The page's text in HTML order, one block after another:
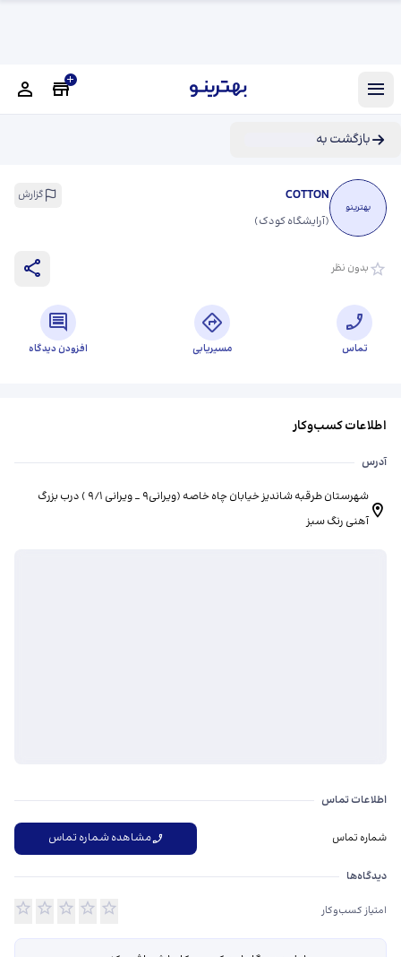
بازگشت به
بهترینو
COTTON گزارش
(آرایشگاه کودک)
بدون نظر
تماس مسیریابی افزودن دیدگاه
اطلاعات کسب‌وکار
آدرس
شهرستان طرقبه شاندیز خیابان چاه خاصه (ویرانی۹ _ ویرانی ۹/۱ ) درب بزرگ
آهنی رنگ سبز
اطلاعات تماس
شماره تماس مشاهده شماره تماس
دیدگاه‌ها درباره COTTON
دیدگاه‌ها
امتیاز کسب‌وکار